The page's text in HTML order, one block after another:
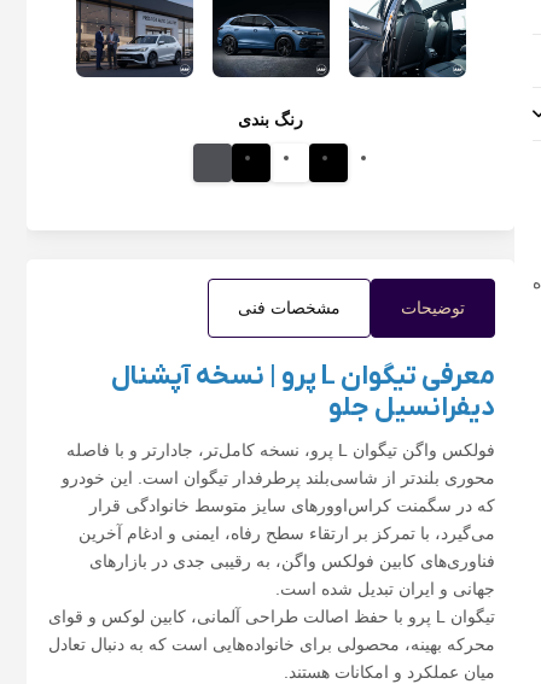
رنگ بندی
توضیحات مشخصات فنی
معرفی تیگوان L پرو | نسخه آپشنال
دیفرانسیل جلو
فولکس واگن تیگوان L پرو، نسخه کامل‌تر، جادارتر و با فاصله
محوری بلندتر از شاسی‌بلند پرطرفدار تیگوان است. این خودرو
که در سگمنت کراس‌اوورهای سایز متوسط خانوادگی قرار
می‌گیرد، با تمرکز بر ارتقاء سطح رفاه، ایمنی و ادغام آخرین
فناوری‌های کابین فولکس واگن، به رقیبی جدی در بازارهای
جهانی و ایران تبدیل شده است.
تیگوان L پرو با حفظ اصالت طراحی آلمانی، کابین لوکس و قوای
محرکه بهینه، محصولی برای خانواده‌هایی است که به دنبال تعادل
میان عملکرد و امکانات هستند.